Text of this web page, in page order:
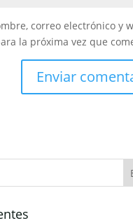
correo electrónico y
la próxima vez que